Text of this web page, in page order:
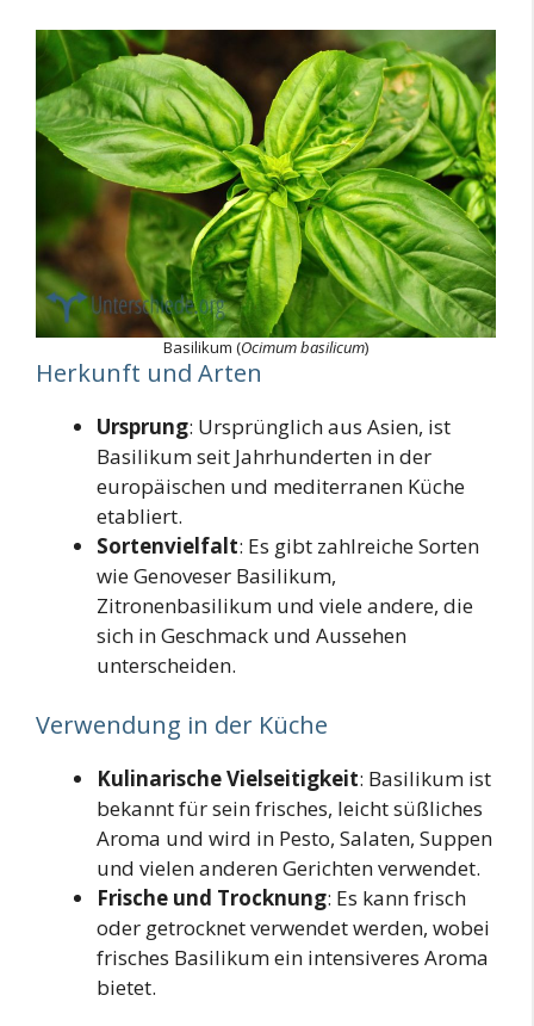
Basilikum (Ocimum basilicum)
Herkunft und Arten
Ursprung: Ursprünglich aus Asien, ist
Basilikum seit Jahrhunderten in der
europäischen und mediterranen Küche
etabliert.
Sortenvielfalt: Es gibt zahlreiche Sorten
wie Genoveser Basilikum,
Zitronenbasilikum und viele andere, die
sich in Geschmack und Aussehen
unterscheiden.
Verwendung in der Küche
Kulinarische Vielseitigkeit: Basilikum ist
bekannt für sein frisches, leicht süßliches
Aroma und wird in Pesto, Salaten, Suppen
und vielen anderen Gerichten verwendet.
Frische und Trocknung: Es kann frisch
oder getrocknet verwendet werden, wobei
frisches Basilikum ein intensiveres Aroma
bietet.